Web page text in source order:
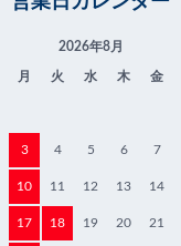
2026年8月
月 火 水 木 金
3 4 5 6 7
10 11 12 13 14
17 18 19 20 21